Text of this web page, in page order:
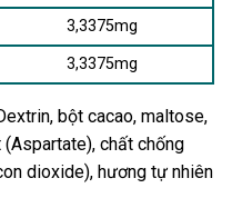
3,3375mg
3,3375mg
bột cacao, maltose,
chất chống
dioxide), hương tự nhiên